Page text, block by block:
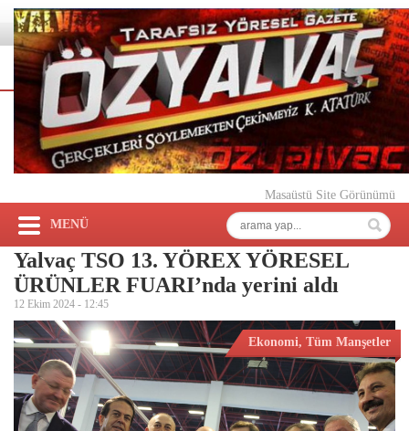
Masaüstü Site Görünümü
MENÜ
Yalvaç TSO 13. YÖREX YÖRESEL
ÜRÜNLER FUARI’nda yerini aldı
12 Ekim 2024 - 12:45
Ekonomi, Tüm Manşetler